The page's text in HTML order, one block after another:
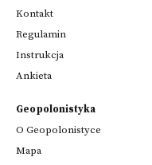
Kontakt
Regulamin
Instrukcja
Ankieta
Geopolonistyka
O Geopolonistyce
Mapa